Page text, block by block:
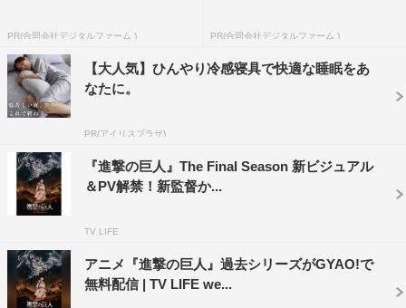
とした新スタッフ陣が手掛ける。
また、新シリーズの放送に先立ち、11月8日（日）深夜よ
り4週にわたって、Season1～3の全59話を4本にまとめた
ダイジェスト版が放送される。
番組情報
PR(合同会社デジタルファーム ) PR(合同会社デジタルファーム )
【大人気】ひんやり冷感寝具で快適な睡眠をあ
なたに。
PR(アイリスプラザ)
『進撃の巨人』The Final Season 新ビジュアル
＆PV解禁！新監督か...
TV LIFE
アニメ『進撃の巨人』過去シリーズがGYAO!で
無料配信 | TV LIFE we...